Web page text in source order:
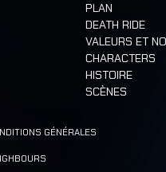
PLAN
DEATH RIDE
VALEURS ET
CHARACTERS
HISTOIRE
SCÈNES
GÉNÉRALES